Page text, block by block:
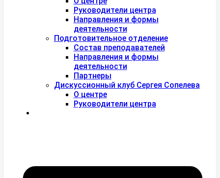
Руководители центра
Направления и формы
деятельности
Подготовительное отделение
Состав преподавателей
Направления и формы
деятельности
Партнеры
Дискуссионный клуб Сергея Сопелева
О центре
Руководители центра